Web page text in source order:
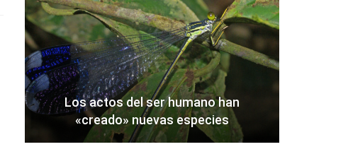
Los actos del ser humano han
«creado» nuevas especies